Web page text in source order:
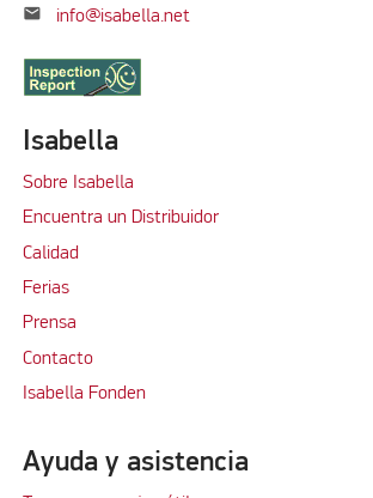
mail info@isabella.net
Isabella
Sobre Isabella
Encuentra un Distribuidor
Calidad
Ferias
Prensa
Contacto
Isabella Fonden
Ayuda y asistencia